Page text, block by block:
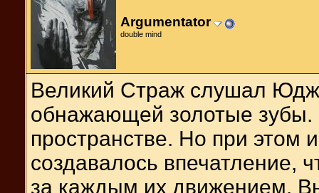
Argumentator
double mind
Великий Страж слушал
обнажающей золотые зубы.
пространстве. Но при этом
создавалось впечатление,
за каждым их движением.